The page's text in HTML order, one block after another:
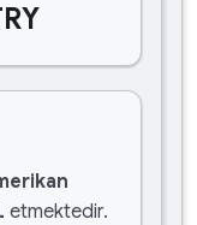
etmektedir.